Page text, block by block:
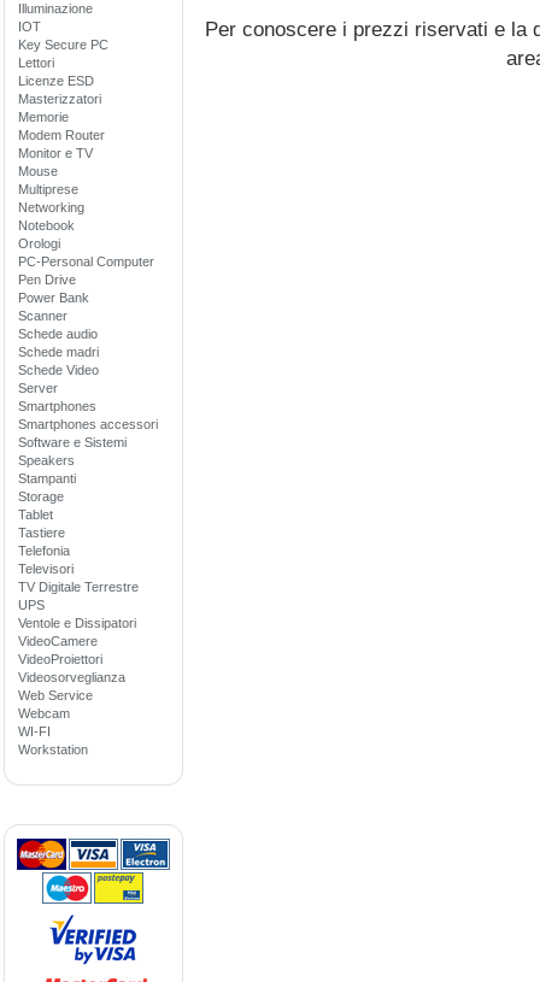
Illuminazione
IOT
Key Secure PC
Lettori
Licenze ESD
Masterizzatori
Memorie
Modem Router
Monitor e TV
Mouse
Multiprese
Networking
Notebook
Orologi
PC-Personal Computer
Pen Drive
Power Bank
Scanner
Schede audio
Schede madri
Schede Video
Server
Smartphones
Smartphones accessori
Software e Sistemi
Speakers
Stampanti
Storage
Tablet
Tastiere
Telefonia
Televisori
TV Digitale Terrestre
UPS
Ventole e Dissipatori
VideoCamere
VideoProiettori
Videosorveglianza
Web Service
Webcam
WI-FI
Workstation
Per conoscere i prezzi riservati e la